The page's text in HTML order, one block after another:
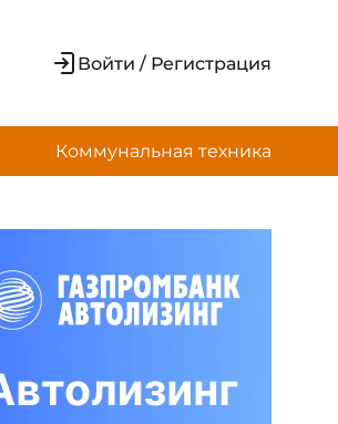
Войти / Регистрация
Коммунальная техника